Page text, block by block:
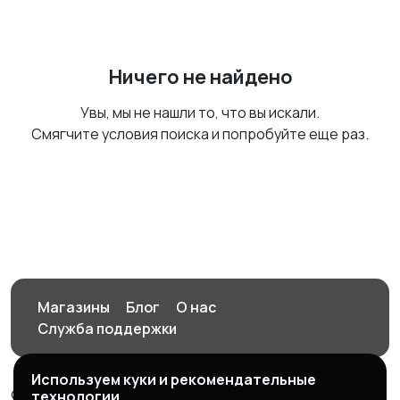
Ничего не найдено
Увы, мы не нашли то, что вы искали.
Смягчите условия поиска и попробуйте еще раз.
Магазины Блог
О нас
Служба поддержки
© 2026 Орен-АЙ - Авто | Недвижимость | Работа |
Используем куки и рекомендательные